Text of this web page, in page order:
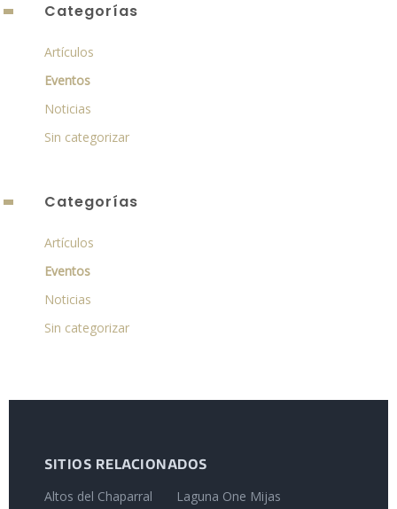
Categorías
Artículos
Eventos
Noticias
Sin categorizar
Categorías
Artículos
Eventos
Noticias
Sin categorizar
SITIOS RELACIONADOS
Altos del Chaparral
Laguna One Mijas